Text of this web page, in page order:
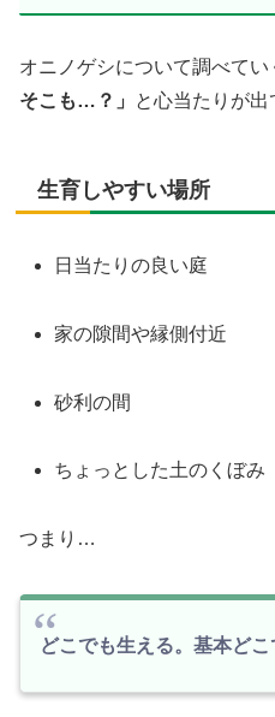
オニノゲシについて調べてい
そこも…？」
と心当たりが出
生育しやすい場所
日当たりの良い庭
家の隙間や縁側付近
砂利の間
ちょっとした土のくぼみ
つまり…
どこでも生える。基本どこ